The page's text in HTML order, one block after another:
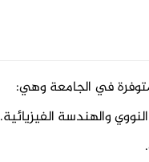
في الجامعة وهي:
والهندسة الفيزيائية.